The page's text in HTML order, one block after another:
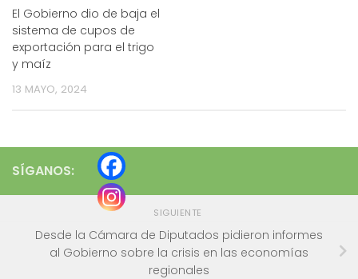
El Gobierno dio de baja el
sistema de cupos de
exportación para el trigo
y maíz
13 MAYO, 2024
SÍGANOS:
SIGUIENTE
Desde la Cámara de Diputados pidieron informes
al Gobierno sobre la crisis en las economías
regionales